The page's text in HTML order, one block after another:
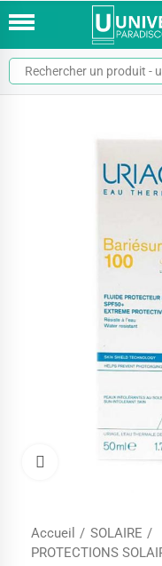
Cliquez pour
Accueil
SOLAIRE
PROTECTIONS